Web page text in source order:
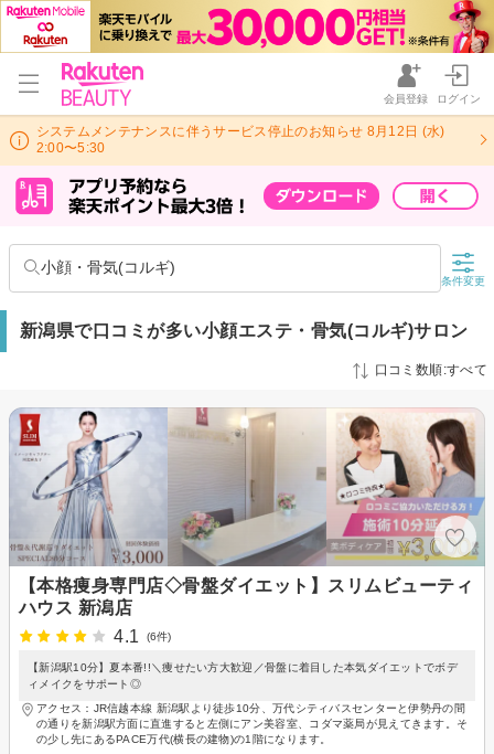
会員登録 ログイン
システムメンテナンスに伴うサービス停止のお知らせ 8月12日 (水)
2:00〜5:30
小顔・骨気(コルギ)
条件変更
新潟県で口コミが多い小顔エステ・骨気(コルギ)サロン
口コミ数順:すべて
【本格痩身専門店◇骨盤ダイエット】スリムビューティ
ハウス 新潟店
4.1
(6件)
【新潟駅10分】夏本番!!＼痩せたい方大歓迎／骨盤に着目した本気ダイエットでボデ
ィメイクをサポート◎
アクセス：JR信越本線 新潟駅より徒歩10分、万代シティバスセンターと伊勢丹の間
の通りを新潟駅方面に直進すると左側にアン美容室、コダマ薬局が見えてきます。そ
の少し先にあるPACE万代(横長の建物)の1階になります。